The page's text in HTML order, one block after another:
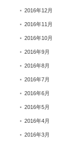
2016年12月
2016年11月
2016年10月
2016年9月
2016年8月
2016年7月
2016年6月
2016年5月
2016年4月
2016年3月